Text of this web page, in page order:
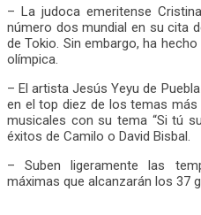
– La judoca emeritense
número dos mundial en su cita
de Tokio. Sin embargo, ha
olímpica.
– El artista Jesús Yeyu de
en el top diez de los temas
musicales con su tema “Si tú
éxitos de Camilo o David Bisbal.
– Suben ligeramente las
máximas que alcanzarán los 37